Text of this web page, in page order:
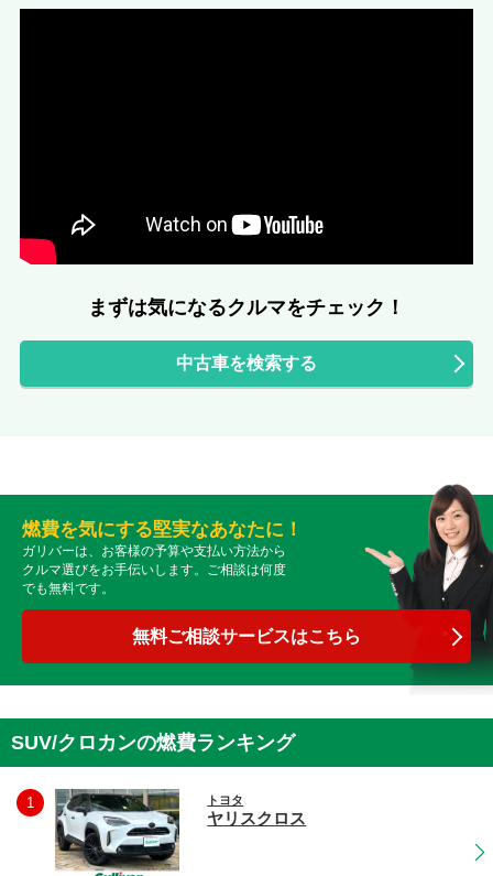
まずは気になるクルマをチェック！
中古車を検索する
燃費を気にする堅実なあなたに！
ガリバーは、お客様の予算や支払い方法から
クルマ選びをお手伝いします。ご相談は何度
でも無料です。
無料ご相談サービスはこちら
SUV/クロカンの燃費ランキング
1 トヨタ
ヤリスクロス